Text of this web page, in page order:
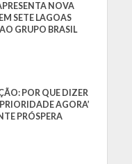
NOVA
SETE LAGOAS
GRUPO BRASIL
POR QUE DIZER
AGORA’
PRÓSPERA